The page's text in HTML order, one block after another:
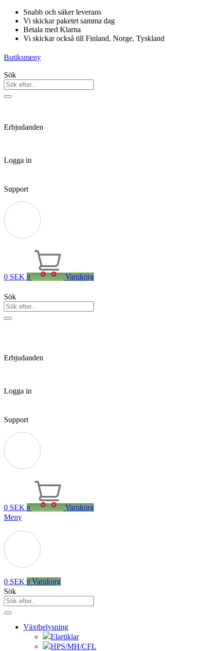
Hoppa
innehåll
Snabb och säker leverans
Vi skickar paketet samma dag
Betala med Klarna
Vi skickar också till Finland, Norge, Tyskland
Butiksmeny
Sök
Erbjudanden
Logga in
Support
0 SEK 0 Varukorg
Sök
Erbjudanden
Logga in
Support
0 SEK 0
Varukorg
Meny
0 SEK 0 Varukorg
Sök
Växtbelysning
Elartiklar
HPS/MH/CFL